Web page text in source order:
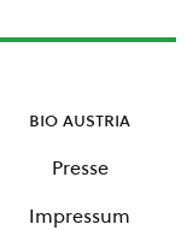
bio austria
Presse
Impressum